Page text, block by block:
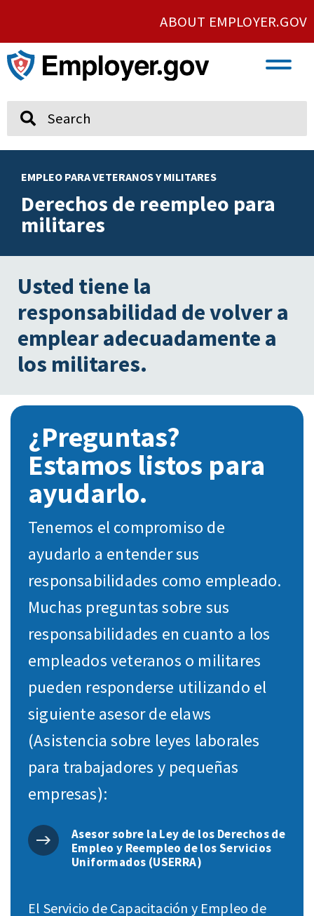
ABOUT EMPLOYER.GOV
EMPLEO PARA VETERANOS Y MILITARES
Derechos de reempleo para
militares
Usted tiene la
responsabilidad de volver a
emplear adecuadamente a
los militares.
¿Preguntas?
Estamos listos para
ayudarlo.
Tenemos el compromiso de
ayudarlo a entender sus
responsabilidades como empleado.
Muchas preguntas sobre sus
responsabilidades en cuanto a los
empleados veteranos o militares
pueden responderse utilizando el
siguiente asesor de elaws
(Asistencia sobre leyes laborales
para trabajadores y pequeñas
empresas):
Asesor sobre la Ley de los Derechos de
Empleo y Reempleo de los Servicios
Uniformados (USERRA)
El Servicio de Capacitación y Empleo de